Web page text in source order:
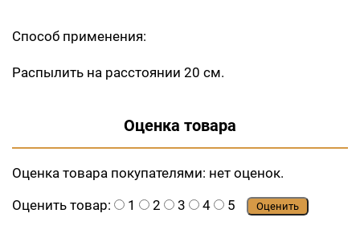
Способ применения:
Распылить на расстоянии 20 см.
Оценка товара
Оценка товара покупателями: нет оценок.
Оценить товар:
1 2 3 4 5 Оценить